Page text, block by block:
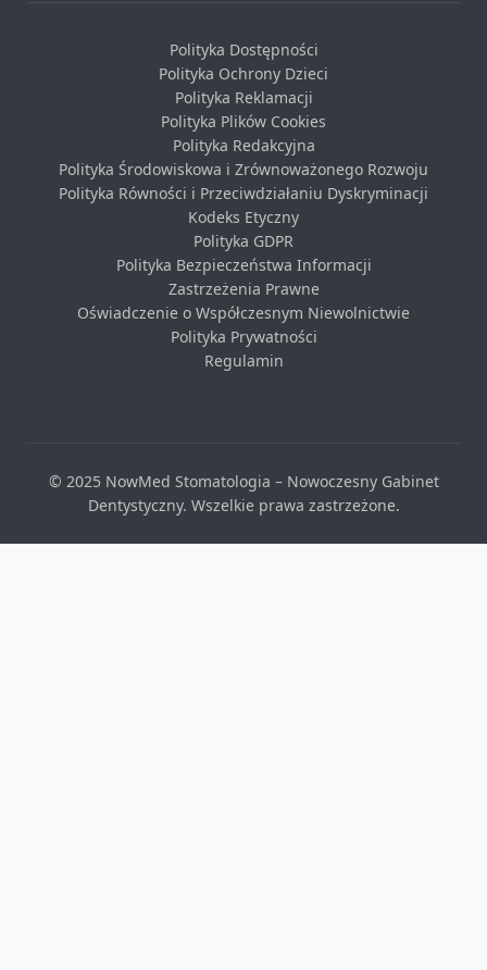
Polityka Dostępności
Polityka Ochrony Dzieci
Polityka Reklamacji
Polityka Plików Cookies
Polityka Redakcyjna
Polityka Środowiskowa i Zrównoważonego Rozwoju
Polityka Równości i Przeciwdziałaniu Dyskryminacji
Kodeks Etyczny
Polityka GDPR
Polityka Bezpieczeństwa Informacji
Zastrzeżenia Prawne
Oświadczenie o Współczesnym Niewolnictwie
Polityka Prywatności
Regulamin
© 2025 NowMed Stomatologia – Nowoczesny Gabinet
Dentystyczny. Wszelkie prawa zastrzeżone.